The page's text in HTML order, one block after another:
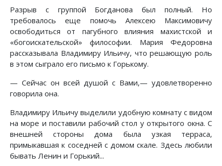
Разрыв с группой Богданова был полный. Но
требовалось еще помочь Алексею Максимовичу
освободиться от пагубного влияния махистской и
«богоискательской» философии. Мария Федоровна
рассказывала Владимиру Ильичу, что решающую роль
в этом сыграло его письмо к Горькому.
— Сейчас он всей душой с Вами,— удовлетворенно
говорила она.
Владимиру Ильичу выделили удобную комнату с видом
на море и поставили рабочий стол у открытого окна. С
внешней стороны дома была узкая терраса,
примыкавшая к соседней с домом скале. Здесь любили
бывать Ленин и Горький...